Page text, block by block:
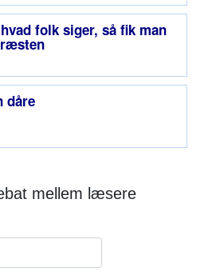
folk siger, så fik man
dåre
mellem læsere